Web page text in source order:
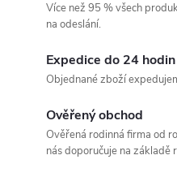
Více než 95 % všech
na odeslání.
Expedice do 24 hodin
Objednané zboží
Ověřený obchod
Ověřená rodinná firma od
nás doporučuje na základě